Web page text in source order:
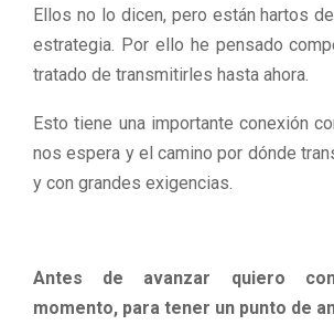
Ellos no lo dicen, pero están hartos
estrategia. Por ello he pensado
tratado de transmitirles hasta ahora.
Esto tiene una importante conexión
nos espera y el camino por dónde
y con grandes exigencias.
Antes de avanzar quiero
momento, para tener un punto de